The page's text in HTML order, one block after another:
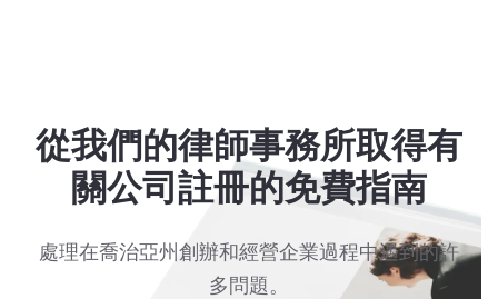
從我們的律師事務所取得有
關公司註冊的免費指南
處理在喬治亞州創辦和經營企業過程中遇到的許
多問題。